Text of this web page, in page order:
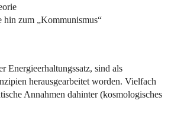
zum „Kommunismus“
Energieerhaltungssatz, sind als
herausgearbeitet worden. Vielfach
Annahmen dahinter (kosmologisches